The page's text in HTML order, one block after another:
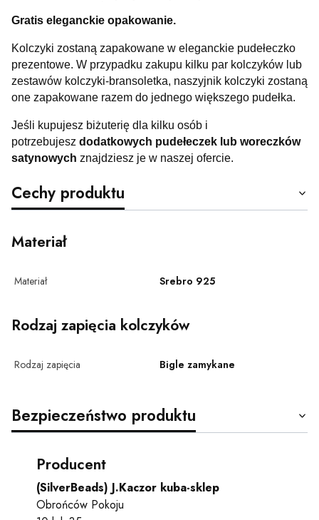
Gratis eleganckie opakowanie.
Kolczyki zostaną zapakowane w eleganckie pudełeczko
prezentowe. W przypadku zakupu kilku par kolczyków lub
zestawów kolczyki-bransoletka, naszyjnik kolczyki zostaną
one zapakowane razem do jednego większego pudełka.
Jeśli kupujesz biżuterię dla kilku osób i
potrzebujesz dodatkowych pudełeczek lub woreczków
satynowych znajdziesz je w naszej ofercie.
Cechy produktu
Materiał
Materiał Srebro 925
Rodzaj zapięcia kolczyków
Rodzaj zapięcia Bigle zamykane
Bezpieczeństwo produktu
Producent
(SilverBeads) J.Kaczor kuba-sklep
Obrońców Pokoju